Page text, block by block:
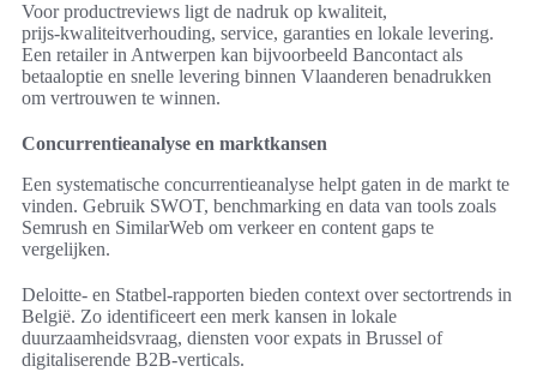
Voor productreviews ligt de nadruk op kwaliteit,
prijs‑kwaliteitverhouding, service, garanties en lokale levering.
Een retailer in Antwerpen kan bijvoorbeeld Bancontact als
betaaloptie en snelle levering binnen Vlaanderen benadrukken
om vertrouwen te winnen.
Concurrentieanalyse en marktkansen
Een systematische concurrentieanalyse helpt gaten in de markt te
vinden. Gebruik SWOT, benchmarking en data van tools zoals
Semrush en SimilarWeb om verkeer en content gaps te
vergelijken.
Deloitte- en Statbel-rapporten bieden context over sectortrends in
België. Zo identificeert een merk kansen in lokale
duurzaamheidsvraag, diensten voor expats in Brussel of
digitaliserende B2B-verticals.